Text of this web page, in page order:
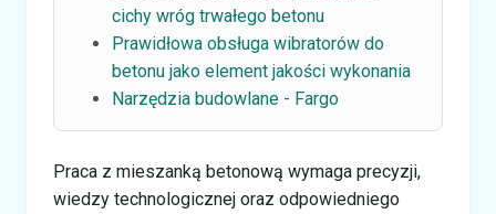
cichy wróg trwałego betonu
Prawidłowa obsługa wibratorów do
betonu jako element jakości wykonania
Narzędzia budowlane - Fargo
Praca z mieszanką betonową wymaga precyzji,
wiedzy technologicznej oraz odpowiedniego